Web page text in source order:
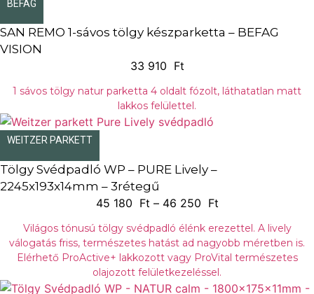
BEFAG
SAN REMO 1-sávos tölgy készparketta – BEFAG
VISION
33 910 Ft
1 sávos tölgy natur parketta 4 oldalt fózolt, láthatatlan matt
lakkos felülettel.
WEITZER PARKETT
Tölgy Svédpadló WP – PURE Lively –
2245x193x14mm – 3rétegű
45 180 Ft – 46 250 FtÁ
t
a
r
t
Világos tónusú tölgy svédpadló élénk erezettel. A lively
válogatás friss, természetes hatást ad nagyobb méretben is.
Elérhető ProActive+ lakkozott vagy ProVital természetes
olajozott felületkezeléssel.